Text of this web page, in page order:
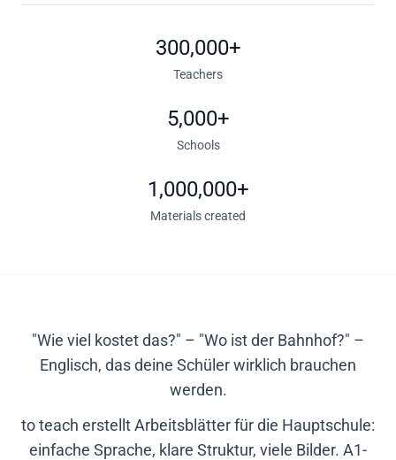
300,000+
Teachers
5,000+
Schools
1,000,000+
Materials created
"Wie viel kostet das?" – "Wo ist der Bahnhof?" –
Englisch, das deine Schüler wirklich brauchen
werden.
to teach erstellt Arbeitsblätter für die Hauptschule:
einfache Sprache, klare Struktur, viele Bilder. A1-